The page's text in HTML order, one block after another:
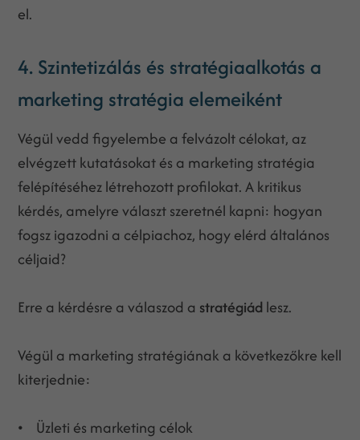
el.
4. Szintetizálás és stratégiaalkotás a
marketing stratégia elemeiként
Végül vedd figyelembe a felvázolt célokat, az
elvégzett kutatásokat és a marketing stratégia
felépítéséhez létrehozott profilokat. A kritikus
kérdés, amelyre választ szeretnél kapni: hogyan
fogsz igazodni a célpiachoz, hogy elérd általános
céljaid?
Erre a kérdésre a válaszod a stratégiád lesz.
Végül a marketing stratégiának a következőkre kell
kiterjednie:
• Üzleti és marketing célok